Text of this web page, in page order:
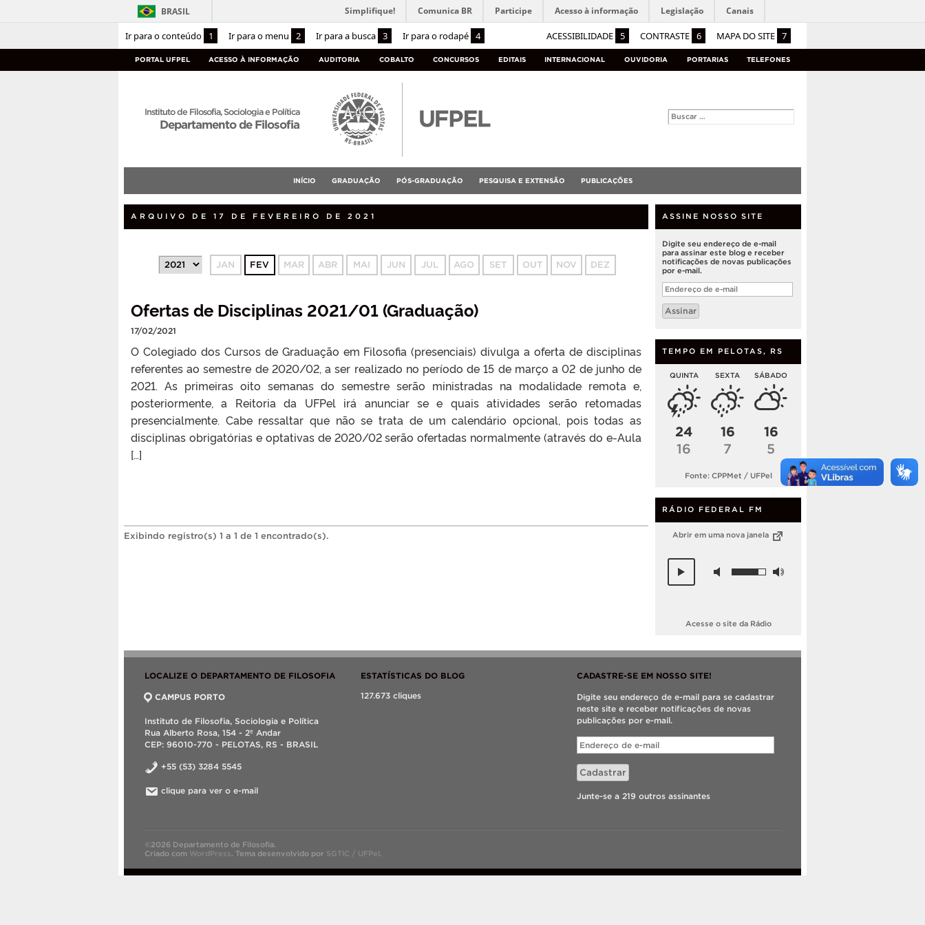
Ir para o conteúdo 1 Ir para o menu 2 Ir para a busca 3 Ir para o rodapé 4 ACESSIBILIDADE 5 CONTRASTE 6 MAPA DO SITE 7
BRASIL Simplifique! Comunica BR Participe Acesso à informação Legislação Canais
PORTAL UFPEL ACESSO À INFORMAÇÃO AUDITORIA COBALTO CONCURSOS EDITAIS INTERNACIONAL OUVIDORIA PORTARIAS TELEFONES
Instituto de Filosofia, Sociologia e Política
Departamento de Filosofia
INÍCIO GRADUAÇÃO PÓS-GRADUAÇÃO PESQUISA E EXTENSÃO PUBLICAÇÕES
ARQUIVO DE 17 DE FEVEREIRO DE 2021
JAN FEV MAR ABR MAI JUN JUL AGO SET OUT NOV DEZ
Ofertas de Disciplinas 2021/01 (Graduação)
17/02/2021
O Colegiado dos Cursos de Graduação em Filosofia (presenciais) divulga a oferta de disciplinas
referentes ao semestre de 2020/02, a ser realizado no período de 15 de março a 02 de junho de
2021. As primeiras oito semanas do semestre serão ministradas na modalidade remota e,
posteriormente, a Reitoria da UFPel irá anunciar se e quais atividades serão retomadas
presencialmente. Cabe ressaltar que não se trata de um calendário opcional, pois todas as
disciplinas obrigatórias e optativas de 2020/02 serão ofertadas normalmente (através do e-Aula
[…]
Exibindo registro(s) 1 a 1 de 1 encontrado(s).
ASSINE NOSSO SITE
Digite seu endereço de e-mail
para assinar este blog e receber
notificações de novas publicações
por e-mail.
Endereço
de
e-
mail
Assinar
TEMPO EM PELOTAS, RS
QUINTA
24
16
SEXTA
16
7
SÁBADO
16
5
Fonte: CPPMet / UFPel
RÁDIO FEDERAL FM
Abrir em uma nova janela
Acesse o site da Rádio
LOCALIZE O DEPARTAMENTO DE FILOSOFIA
CAMPUS PORTO
Instituto de Filosofia, Sociologia e Política
Rua Alberto Rosa, 154 - 2º Andar
CEP: 96010-770 - PELOTAS, RS - BRASIL
+55 (53) 3284 5545
clique para ver o e-mail
ESTATÍSTICAS DO BLOG
127.673 cliques
CADASTRE-SE EM NOSSO SITE!
Digite seu endereço de e-mail para se cadastrar
neste site e receber notificações de novas
publicações por e-mail.
Endereço
de
e-
mail
Cadastrar
Junte-se a 219 outros assinantes
©2026 Departamento de Filosofia.
Criado com WordPress. Tema desenvolvido por SGTIC / UFPel.